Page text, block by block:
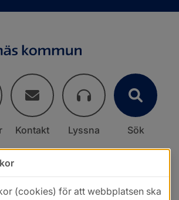
Kontakt Lyssna Sök
(cookies) för att webbplatsen ska